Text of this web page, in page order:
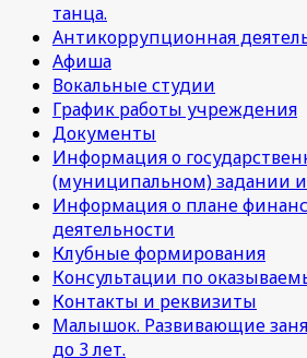
танца.
Антикоррупционная
Афиша
Вокальные студии
График работы учреждения
Документы
Информация о
(муниципальном) задании
Информация о плане
деятельности
Клубные формирования
Консультации по
Контакты и реквизиты
Малышок. Развивающие
до 3 лет.